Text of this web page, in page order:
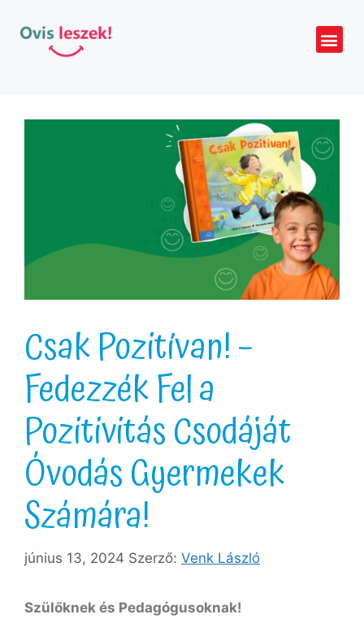
Csak Pozitívan! –
Fedezzék Fel a
Pozitivitás Csodáját
Óvodás Gyermekek
Számára!
június 13, 2024 Szerző: Venk László
Szülőknek és Pedagógusoknak!